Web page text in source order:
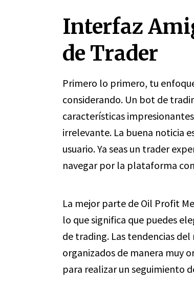
Interfaz
de Trader
Primero lo primero, tu
considerando. Un bot de
características
irrelevante. La buena noticia
usuario. Ya seas un trader
navegar por la plataforma
La mejor parte de Oil Profit
lo que significa que puedes
de trading. Las tendencias
organizados de manera muy
para realizar un seguimiento